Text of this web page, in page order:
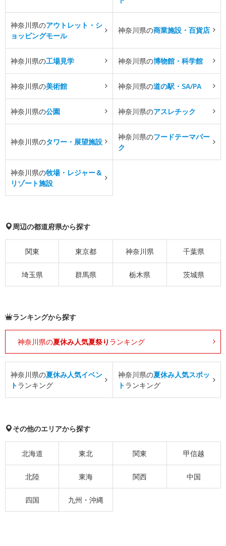
神奈川県のアウトレット・シ
ョッピングモール
神奈川県の商業施設・百貨店
神奈川県の工場見学 神奈川県の博物館・科学館
神奈川県の美術館 神奈川県の道の駅・SA/PA
神奈川県の公園 神奈川県のアスレチック
神奈川県のタワー・展望施設
神奈川県のフードテーマパー
ク
神奈川県の牧場・レジャー＆
リゾート施設
周辺の都道府県から探す
関東 東京都 神奈川県 千葉県
埼玉県 群馬県 栃木県 茨城県
ランキングから探す
神奈川県の夏休み人気夏祭り ランキング
神奈川県の夏休み人気イベン
トランキング
神奈川県の夏休み人気スポッ
トランキング
その他のエリアから探す
北海道 東北 関東 甲信越
北陸 東海 関西 中国
四国 九州・沖縄